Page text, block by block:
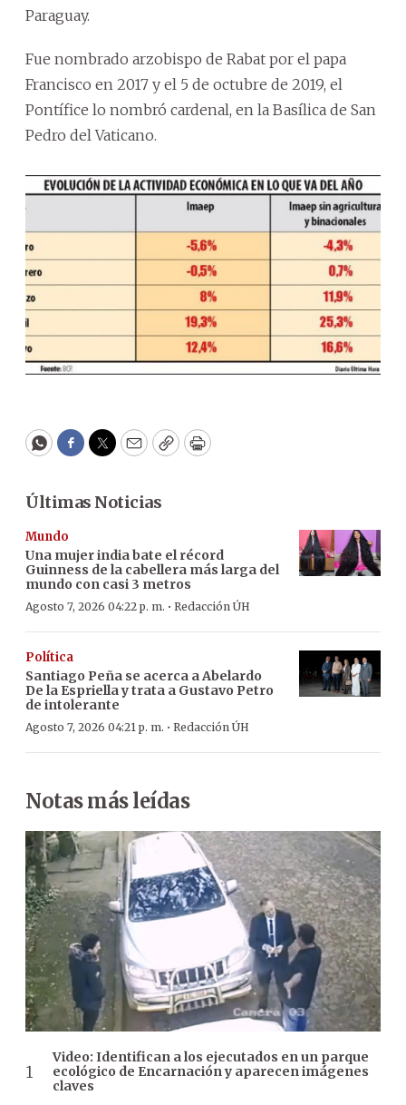
Paraguay.
Fue nombrado arzobispo de Rabat por el papa
Francisco en 2017 y el 5 de octubre de 2019, el
Pontífice lo nombró cardenal, en la Basílica de San
Pedro del Vaticano.
WhatsApp
Facebook
Twitter
EmailCopyPrint
Últimas Noticias
Mundo
Una mujer india bate el récord
Guinness de la cabellera más larga del
mundo con casi 3 metros
Agosto 7, 2026 04:22 p. m. · Redacción ÚH
Política
Santiago Peña se acerca a Abelardo
De la Espriella y trata a Gustavo Petro
de intolerante
Agosto 7, 2026 04:21 p. m. · Redacción ÚH
Notas más leídas
Video: Identifican a los ejecutados en un parque
ecológico de Encarnación y aparecen imágenes
claves